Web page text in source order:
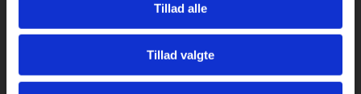
Tillad alle
Tillad valgte
Gå til praxisOnline